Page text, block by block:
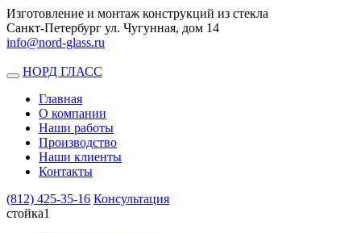
Изготовление и монтаж конструкций из стекла
Санкт-Петербург ул. Чугунная, дом 14
info@nord-glass.ru
Toggle
navigation
НОРД ГЛАСС
Главная
О компании
Наши работы
Производство
Наши клиенты
Контакты
(812) 425-35-16 Консультация
стойка1